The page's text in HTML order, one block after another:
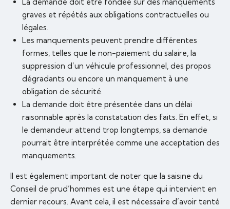
graves et répétés aux obligations contractuelles ou
légales.
Les manquements peuvent prendre différentes
formes, telles que le non-paiement du salaire, la
suppression d’un véhicule professionnel, des propos
dégradants ou encore un manquement à une
obligation de sécurité.
La demande doit être présentée dans un délai
raisonnable après la constatation des faits. En effet, si
le demandeur attend trop longtemps, sa demande
pourrait être interprétée comme une acceptation des
manquements.
Il est également important de noter que la saisine du
Conseil de prud’hommes est une étape qui intervient en
dernier recours. Avant cela, il est nécessaire d’avoir tenté